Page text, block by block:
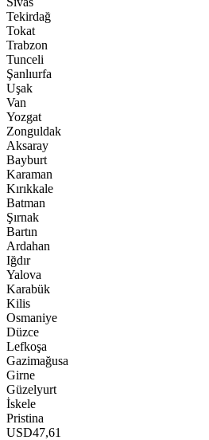
Tekirdağ
Tokat
Trabzon
Tunceli
Şanlıurfa
Uşak
Van
Yozgat
Zonguldak
Aksaray
Bayburt
Karaman
Kırıkkale
Batman
Şırnak
Bartın
Ardahan
Iğdır
Yalova
Karabük
Kilis
Osmaniye
Düzce
Lefkoşa
Gazimağusa
Girne
Güzelyurt
İskele
Pristina
USD47,61